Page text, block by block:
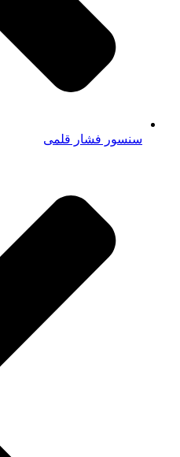
سنسور فشار قلمی